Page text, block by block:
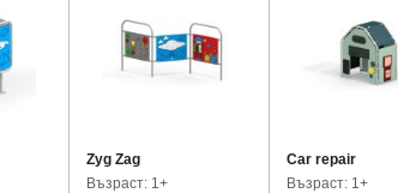
Zyg Zag
Възраст: 1+
Car repair
Възраст: 1+